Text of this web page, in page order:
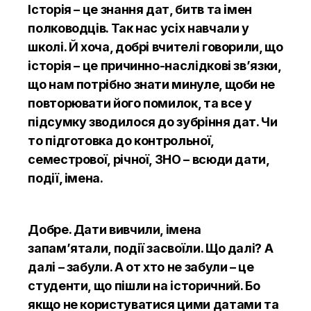
Історія – це знання дат, битв та імен
полководців. Так нас усіх навчали у
школі. Й хоча, добрі вчителі говорили, що
історія – це причинно-наслідкові зв’язки,
що нам потрібно знати минуле, щоби не
повторювати його помилок, та все у
підсумку зводилося до зубріння дат. Чи
то підготовка до контрольної,
семестрової, річної, ЗНО – всюди дати,
події, імена.
Добре. Дати вивчили, імена
запам’ятали, події засвоїли. Що далі? А
далі – забули. А от хто не забули – це
студенти, що пішли на історичний. Бо
якщо не користуватися цими датами та